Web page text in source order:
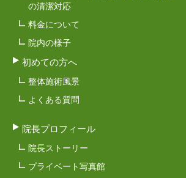
の清潔対応
料金について
院内の様子
初めての方へ
整体施術風景
よくある質問
院長プロフィール
院長ストーリー
プライベート写真館